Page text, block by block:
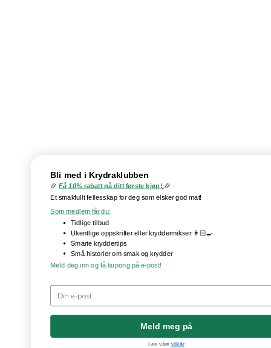
Bli med i Krydraklubben
🎉 Få 10%rabatt på ditt første kjøp! 🎉
Et smakfullt fellesskap for deg som elsker god mat!
Som medlem får du:
Tidlige tilbud
Ukentlige oppskrifter eller kryddermikser 👨🏻‍🍳
Smarte kryddertips
Små historier om smak og krydder
Meld deg inn og få kupong på e-post!
Meld meg på
Les vårevilkår